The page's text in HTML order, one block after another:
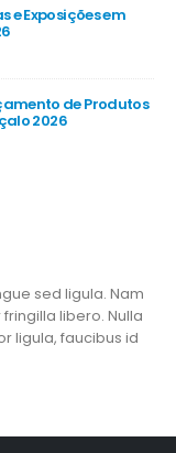
e Exposições em
de Produtos
2026
sed ligula. Nam
libero. Nulla
ligula, faucibus id